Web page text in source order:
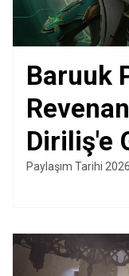
Baruuk
Diriliş'e
Paylaşım Tarihi